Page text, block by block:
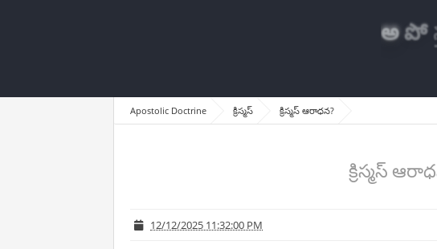
అపో
Apostolic Doctrine క్రిస్మస్ క్రిస్మస్ ఆరాధన?
క్రిస్మస్
12/12/2025 11:32:00 PM